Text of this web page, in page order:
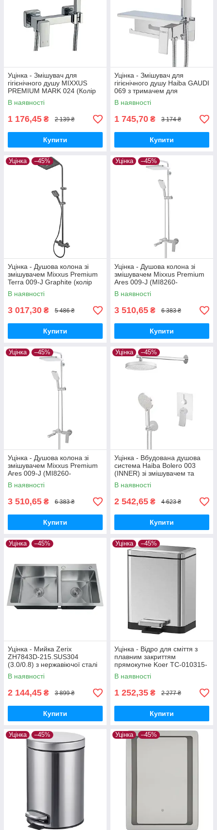
Уцінка - Змішувач для
гігієнічного душу MIXXUS
PREMIUM MARK 024 (Колір
хром) (MI5969-20260715-
10547)
В наявності
1 176,45 ₴ 2 139 ₴
Купити
Уцінка - Змішувач для
гігієнічного душу Haiba GAUDI
069 з тримачем для
туалетного паперу (HB9596-
20260703-9011)
В наявності
1 745,70 ₴ 3 174 ₴
Купити
Уцінка –45%
Уцінка - Душова колона зі
змішувачем Mixxus Premium
Terra 009-J Graphite (колір
графіт) (MI8385-20260703-
10374)
В наявності
3 017,30 ₴ 5 486 ₴
Купити
Уцінка –45%
Уцінка - Душова колона зі
змішувачем Mixxus Premium
Ares 009-J (MI8260-
20260612-9095)
В наявності
3 510,65 ₴ 6 383 ₴
Купити
Уцінка –45%
Уцінка - Душова колона зі
змішувачем Mixxus Premium
Ares 009-J (MI8260-
20260612-9013)
В наявності
3 510,65 ₴ 6 383 ₴
Купити
Уцінка –45%
Уцінка - Вбудована душова
система Haiba Bolero 003
(INNER) зі змішувачем та
тропічним душем (HB9640-
20260703-9868)
В наявності
2 542,65 ₴ 4 623 ₴
Купити
Уцінка –45%
Уцінка - Мийка Zerix
ZH7843D-215.SUS304
(3.0/0.8) з нержавіючої сталі
SUS304 (MX1593-20260604-
9857)
В наявності
2 144,45 ₴ 3 899 ₴
Купити
Уцінка –45%
Уцінка - Відро для сміття з
плавним закриттям
прямокутне Koer TC-010315-
02 15 л колір нержавійка
(KR5603-20260513-9526)
В наявності
1 252,35 ₴ 2 277 ₴
Купити
Уцінка –45% Уцінка –45%